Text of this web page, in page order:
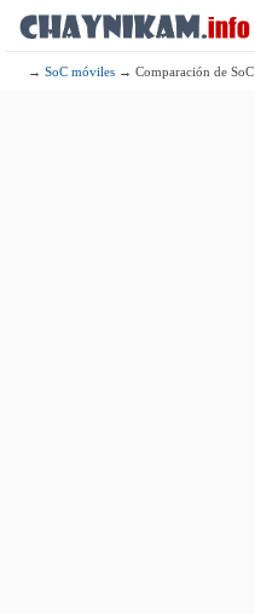
→SoC móviles → Comparación de SoC